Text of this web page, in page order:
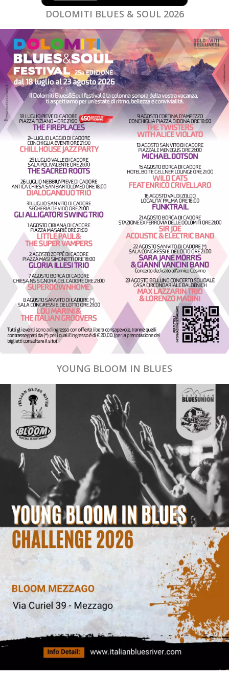
DOLOMITI BLUES & SOUL 2026
YOUNG BLOOM IN BLUES